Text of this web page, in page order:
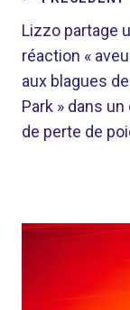
DE
Lizzo partage
réaction «
aux blagues
Park » dans
de perte de